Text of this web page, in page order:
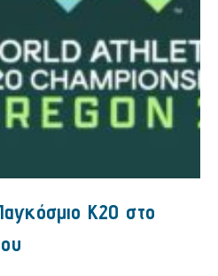
Κ20 στο